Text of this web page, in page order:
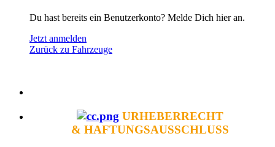
Du hast bereits ein Benutzerkonto? Melde Dich hier an.
Jetzt anmelden
Zurück zu Fahrzeuge
URHEBERRECHT
& HAFTUNGSAUSSCHLUSS